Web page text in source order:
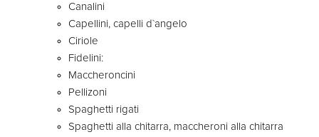
Canalini
Capellini, capelli dˋangelo
Ciriole
Fidelini:
Maccheroncini
Pellizoni
Spaghetti rigati
Spaghetti alla chitarra, maccheroni alla chitarra